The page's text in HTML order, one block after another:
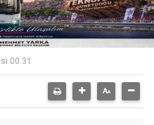
00:31